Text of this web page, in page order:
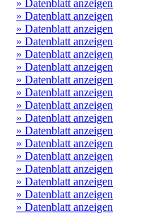
» Datenblatt anzeigen
» Datenblatt anzeigen
» Datenblatt anzeigen
» Datenblatt anzeigen
» Datenblatt anzeigen
» Datenblatt anzeigen
» Datenblatt anzeigen
» Datenblatt anzeigen
» Datenblatt anzeigen
» Datenblatt anzeigen
» Datenblatt anzeigen
» Datenblatt anzeigen
» Datenblatt anzeigen
» Datenblatt anzeigen
» Datenblatt anzeigen
» Datenblatt anzeigen
» Datenblatt anzeigen